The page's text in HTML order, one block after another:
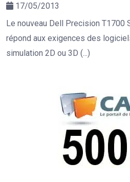
17/05/2013
Le nouveau Dell Precision T1700
répond aux exigences des
simulation 2D ou 3D (...)